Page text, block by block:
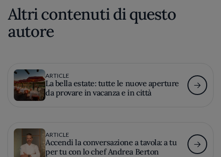
Altri contenuti di questo
autore
ARTICLE
La bella estate: tutte le nuove aperture
da provare in vacanza e in città
ARTICLE
Accendi la conversazione a tavola: a tu
per tu con lo chef Andrea Berton